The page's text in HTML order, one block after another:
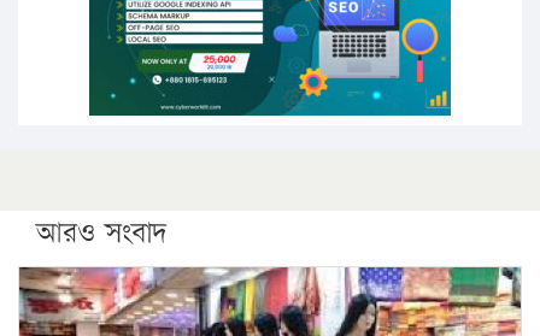
ফরিদগঞ্জে আগুনে পুড়লো ৬ ব্যবসা প্রতিষ্ঠান
আরও সংবাদ